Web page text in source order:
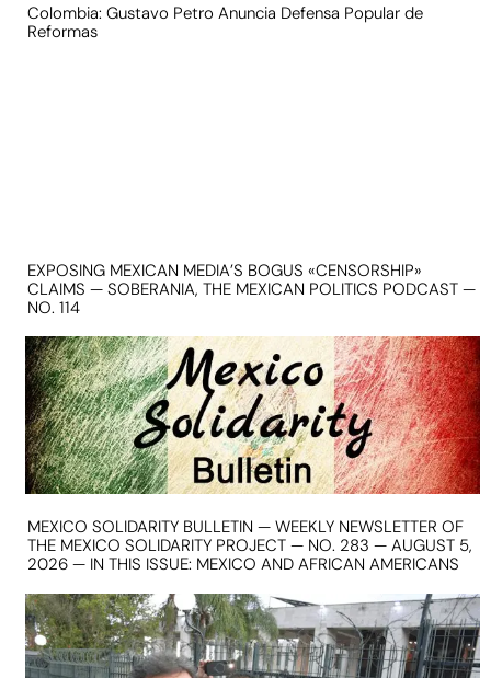
Colombia: Gustavo Petro Anuncia Defensa Popular de
Reformas
EXPOSING MEXICAN MEDIA’S BOGUS «CENSORSHIP»
CLAIMS — SOBERANIA, THE MEXICAN POLITICS PODCAST —
NO. 114
MEXICO SOLIDARITY BULLETIN — WEEKLY NEWSLETTER OF
THE MEXICO SOLIDARITY PROJECT — NO. 283 — AUGUST 5,
2026 — IN THIS ISSUE: MEXICO AND AFRICAN AMERICANS